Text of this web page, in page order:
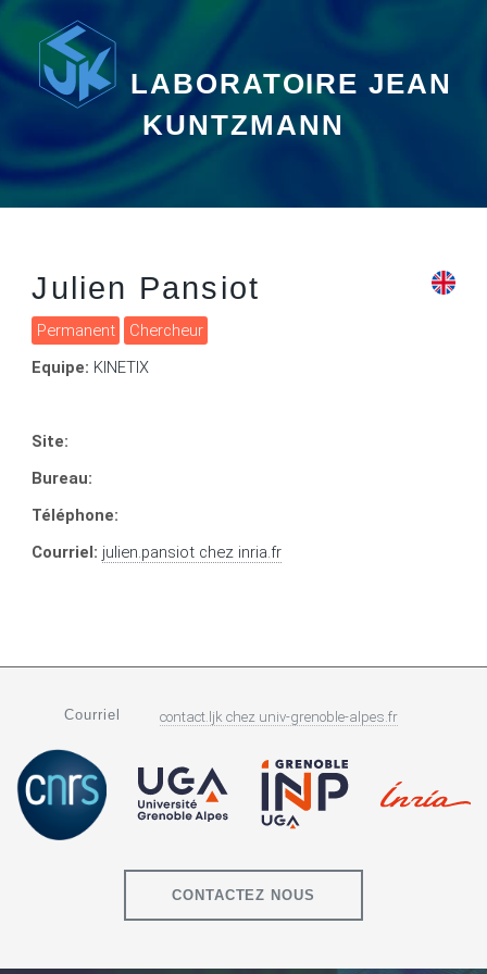
LABORATOIRE JEAN
KUNTZMANN
Julien Pansiot
Permanent
Chercheur
Equipe: KINETIX
Site:
Bureau:
Téléphone:
Courriel: julien.pansiot chez inria.fr
Courriel contact.ljk chez univ-grenoble-alpes.fr
CONTACTEZ NOUS